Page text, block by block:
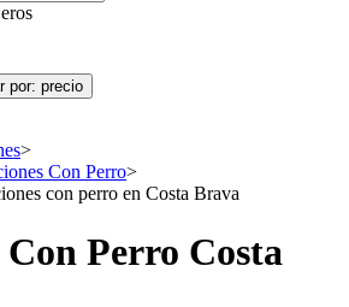
por: precio
>
Con Perro>
con perro en Costa Brava
Con Perro Costa